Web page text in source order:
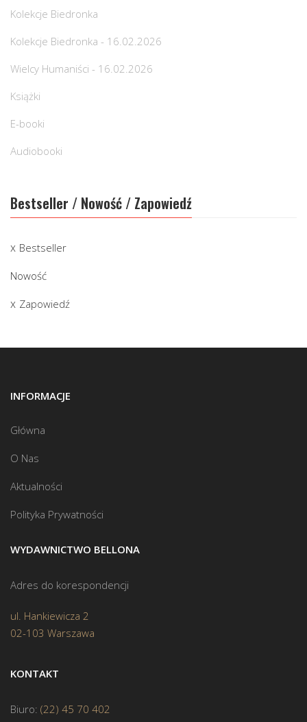
Kolekcje Biedronka
Kolekcje Biedronka - 16.02.2026
Wielcy Humaniści - 16.02.2026
Książki
E-booki
Audiobooki
Bestseller / Nowość / Zapowiedź
Bestseller
Nowość
Zapowiedź
INFORMACJE
Główna
O Nas
Aktualności
Polityka Prywatności
WYDAWNICTWO BELLONA
Adres do korespondencji
ul. Hankiewicza 2
02-103 Warszawa
KONTAKT
Biuro: (22) 45 70 402